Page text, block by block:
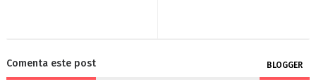
Comenta este post BLOGGER